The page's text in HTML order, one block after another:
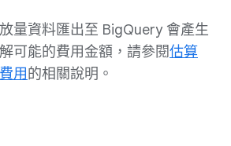
量資料匯出至 BigQuery 會產生
可能的費用金額，請參閱估算
用的相關說明。